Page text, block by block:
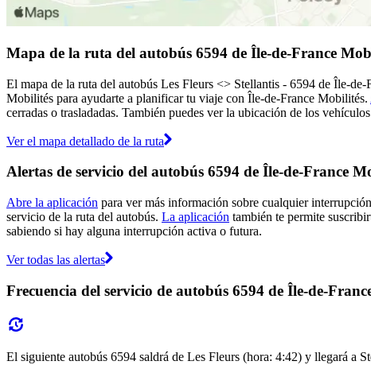
Mapa de la ruta del autobús 6594 de Île-de-France
El mapa de la ruta del autobús Les Fleurs <> Stellantis - 6594 de Île-
Mobilités para ayudarte a planificar tu viaje con Île-de-France Mobilités.
cerradas o trasladadas. También puedes ver la ubicación de los
Ver el mapa detallado de la ruta
Alertas de servicio del autobús 6594 de Île-de-France
Abre la aplicación para ver más información sobre cualquier
servicio de la ruta del autobús. La aplicación también te permite
sabiendo si hay alguna interrupción activa o futura.
Ver todas las alertas
Frecuencia del servicio de autobús 6594 de Île-de-
El siguiente autobús 6594 saldrá de Les Fleurs (hora: 4:42) y llegará a